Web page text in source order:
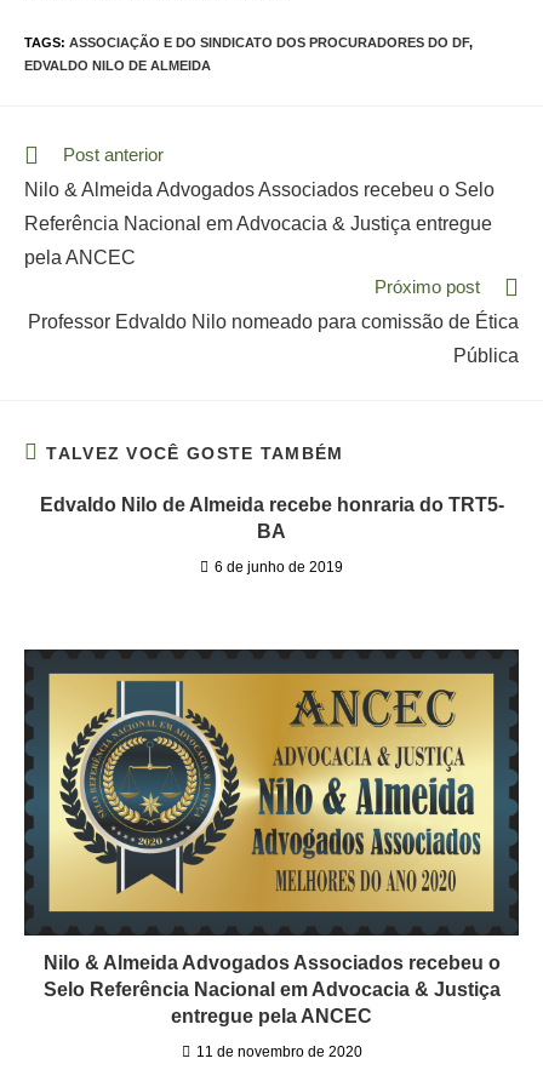
TAGS: ASSOCIAÇÃO E DO SINDICATO DOS PROCURADORES DO DF,
EDVALDO NILO DE ALMEIDA
Read
articles
Post anterior
Nilo & Almeida Advogados Associados recebeu o Selo
Referência Nacional em Advocacia & Justiça entregue
pela ANCEC
Próximo post
Professor Edvaldo Nilo nomeado para comissão de Ética
Pública
TALVEZ VOCÊ GOSTE TAMBÉM
Edvaldo Nilo de Almeida recebe honraria do TRT5-
BA
6 de junho de 2019
Nilo & Almeida Advogados Associados recebeu o
Selo Referência Nacional em Advocacia & Justiça
entregue pela ANCEC
11 de novembro de 2020